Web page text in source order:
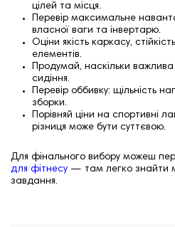
цілей та місця.
Перевір максимальне
власної ваги та інвертарю.
Оціни якість каркасу,
елементів.
Продумай, наскільки
сидіння.
Перевір оббивку: щільність
зборки.
Порівняй ціни на спортивні
різниця може бути суттєвою.
Для фінального вибору можеш
для фітнесу — там легко знайти
завдання.